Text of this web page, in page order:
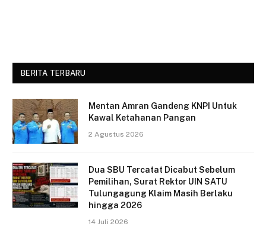
BERITA TERBARU
Mentan Amran Gandeng KNPI Untuk
Kawal Ketahanan Pangan
2 Agustus 2026
Dua SBU Tercatat Dicabut Sebelum
Pemilihan, Surat Rektor UIN SATU
Tulungagung Klaim Masih Berlaku
hingga 2026
14 Juli 2026